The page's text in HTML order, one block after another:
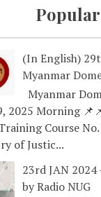
(In English)
Myanmar
Myanmar
2025 Morning
Course
of Justic...
23rd JAN 2024
by Radio NUG